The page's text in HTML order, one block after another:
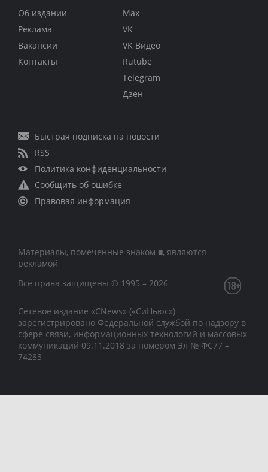
Об издании
Реклама
Вакансии
Контакты
Max
VK
VK Видео
Rutube
Telegram
Дзен
Быстрая подписка на новости
RSS
Политика конфиденциальности
Сообщить об ошибке
Правовая информация
Материалы, помеченные знаком ■, являются
рекламой
Все права защищены © 1995 – 2026
Сетевое издание «CNews» («СиНьюс»)
зарегистрировано Федеральной службой по надзору в
сфере связи, информационных технологий и массовых
коммуникаций 09.11.2018 за номером Эл № ФС77 –
74283